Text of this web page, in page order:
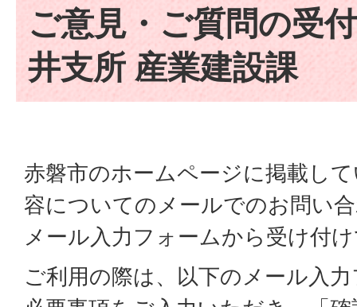
ご意見・ご質問の受
井支所 産業建設課
赤磐市のホームページに掲載し
容についてのメールでのお問い
メール入力フォームから受け付
ご利用の際は、以下のメール入